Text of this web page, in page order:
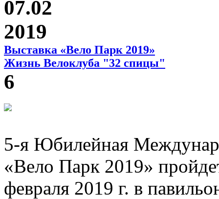
07.02
2019
Выставка «Вело Парк 2019»
Жизнь Велоклуба "32 спицы"
6
5-я Юбилейная
«Вело Парк 2019»
февраля 2019 г. в